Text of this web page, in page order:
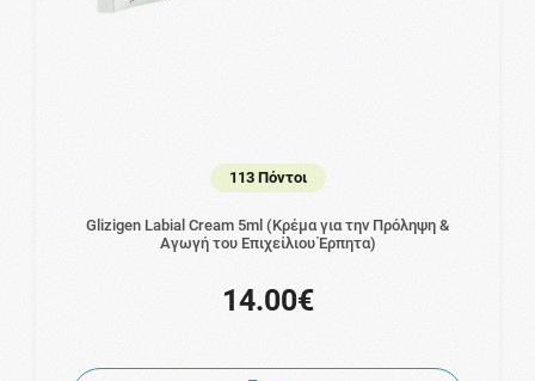
113 Πόντοι
Glizigen Labial Cream 5ml (Κρέμα για την Πρόληψη &
Αγωγή του Επιχείλιου Έρπητα)
14.00€